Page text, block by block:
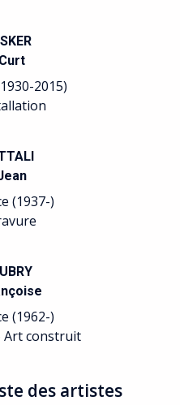
Curt
2015)
(1937-)
(1962-)
Art construit
des artistes